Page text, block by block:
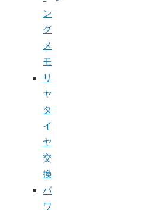
ン
グ
メ
モ
リ
ヤ
タ
イ
ヤ
交
換
パ
ワ
ジ
送
り